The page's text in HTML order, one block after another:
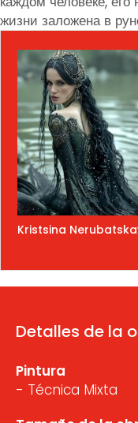
жизни заложена в
Kristsina
Detalles de la
Pintura
- Técnica Mixta